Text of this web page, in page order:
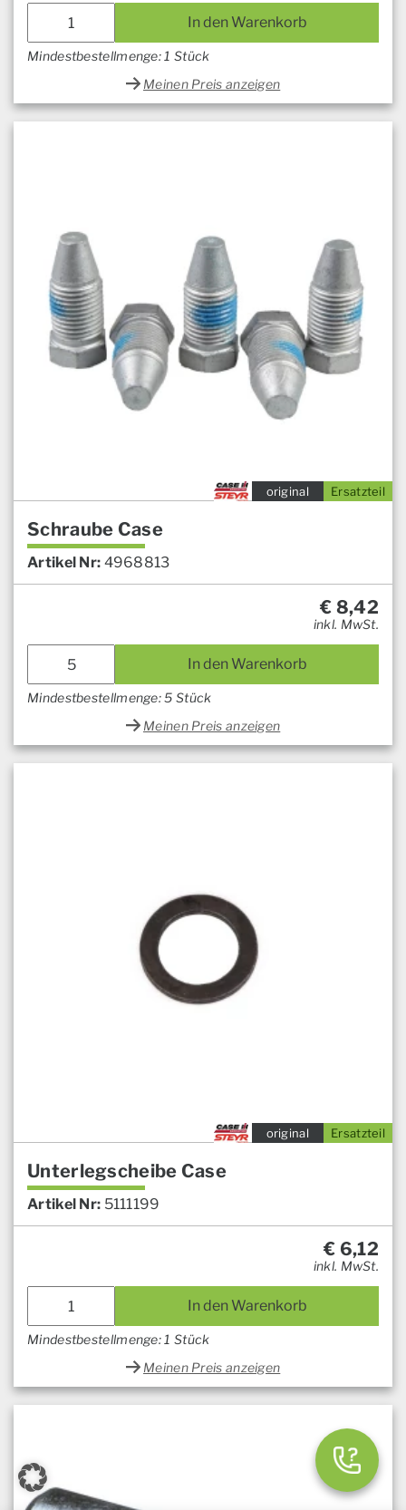
In den Warenkorb
Mindestbestellmenge: 1 Stück
Meinen Preis anzeigen
Ersatzteil
original
Schraube Case
Artikel Nr: 4968813
€ 8,42
inkl. MwSt.
In den Warenkorb
Mindestbestellmenge: 5 Stück
Meinen Preis anzeigen
Ersatzteil
original
Unterlegscheibe Case
Artikel Nr: 5111199
€ 6,12
inkl. MwSt.
In den Warenkorb
Mindestbestellmenge: 1 Stück
Meinen Preis anzeigen